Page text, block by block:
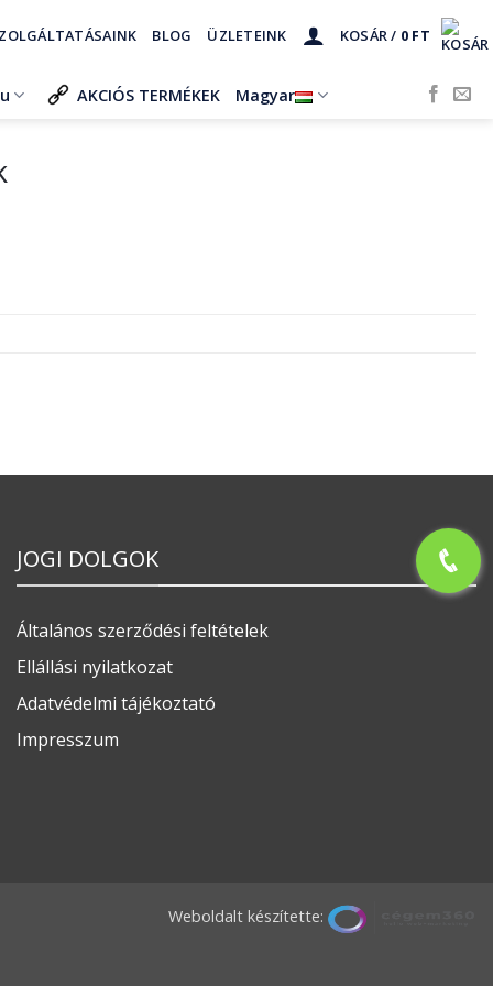
BLOG ÜZLETEINK KOSÁR / 0 FT
AKCIÓS TERMÉKEK Magyar
JOGI DOLGOK
Általános szerződési feltételek
Ellállási nyilatkozat
Adatvédelmi tájékoztató
Impresszum
Weboldalt készítette: